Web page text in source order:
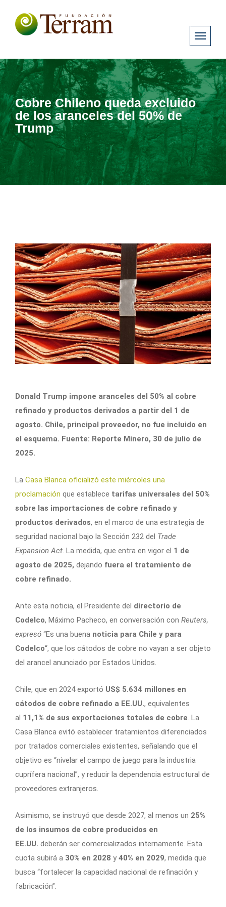
Cobre Chileno queda excluido
de los aranceles del 50% de
Trump
Donald Trump impone aranceles del 50% al cobre
refinado y productos derivados a partir del 1 de
agosto. Chile, principal proveedor, no fue incluido en
el esquema. Fuente: Reporte Minero, 30 de julio de
2025.
La Casa Blanca oficializó este miércoles una
proclamación que establece tarifas universales del 50%
sobre las importaciones de cobre refinado y
productos derivados, en el marco de una estrategia de
seguridad nacional bajo la Sección 232 del Trade
Expansion Act. La medida, que entra en vigor el 1 de
agosto de 2025, dejando fuera el tratamiento de
cobre refinado.
Ante esta noticia, el Presidente del directorio de
Codelco, Máximo Pacheco, en conversación con Reuters,
expresó “Es una buena noticia para Chile y para
Codelco“, que los cátodos de cobre no vayan a ser objeto
del arancel anunciado por Estados Unidos.
Chile, que en 2024 exportó US$ 5.634 millones en
cátodos de cobre refinado a EE.UU., equivalentes
al 11,1% de sus exportaciones totales de cobre. La
Casa Blanca evitó establecer tratamientos diferenciados
por tratados comerciales existentes, señalando que el
objetivo es “nivelar el campo de juego para la industria
cuprífera nacional”, y reducir la dependencia estructural de
proveedores extranjeros.
Asimismo, se instruyó que desde 2027, al menos un 25%
de los insumos de cobre producidos en
EE.UU. deberán ser comercializados internamente. Esta
cuota subirá a 30% en 2028 y 40% en 2029, medida que
busca “fortalecer la capacidad nacional de refinación y
fabricación”.